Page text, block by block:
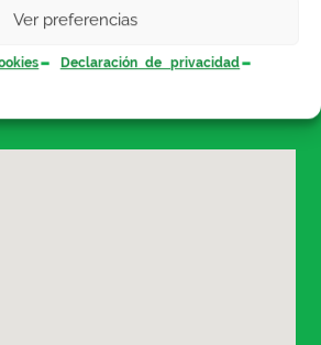
Ver preferencias
Declaración de privacidad